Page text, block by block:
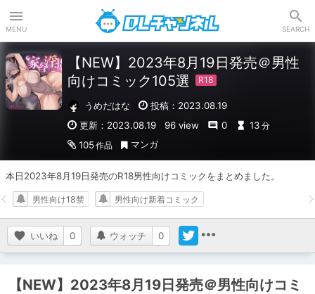
MENU SEARCH
【NEW】2023年8月19日発売＠男性
向けコミック105選
うめだはな
投稿：2023.08.19
更新：2023.08.19
96 view 0 13 分
105作品 マンガ
本日2023年8月19日発売のR18男性向けコミックをまとめました。
いいね 0 ウォッチ 0
男性向け18禁 男性向け新着コミック
【NEW】2023年8月19日発売＠男性向けコミ